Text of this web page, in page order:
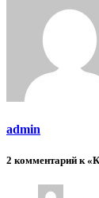
admin
2 комментарий к